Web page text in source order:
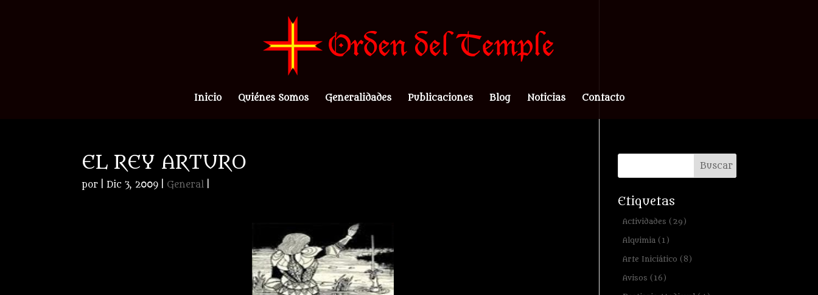
Inicio Quiénes Somos Generalidades Publicaciones Blog Noticias Contacto
EL REY ARTURO
por |Dic 3, 2009 General
Etiquetas
Actividades (29)
Alquimia (1)
Arte Iniciático (8)
Avisos (16)